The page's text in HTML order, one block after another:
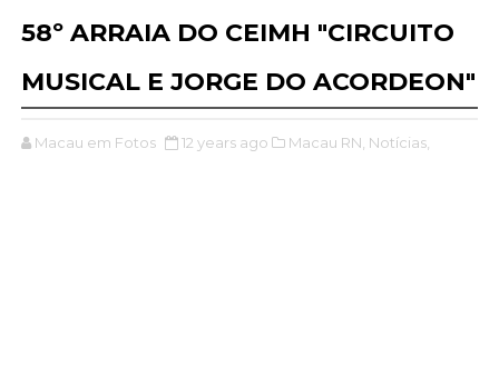
58º ARRAIA DO CEIMH "CIRCUITO
MUSICAL E JORGE DO ACORDEON"
Macau em Fotos 12 years ago Macau RN, Notícias,